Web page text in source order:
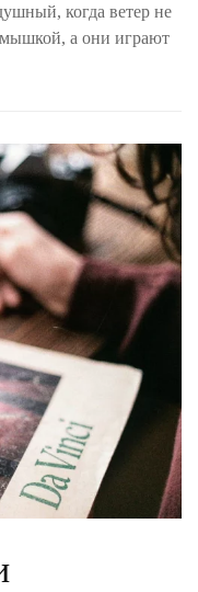
когда ветер не
мышкой, а они играют